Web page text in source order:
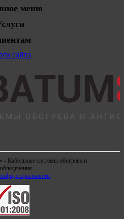
меню
сайта
Кабельные системы обогрева и